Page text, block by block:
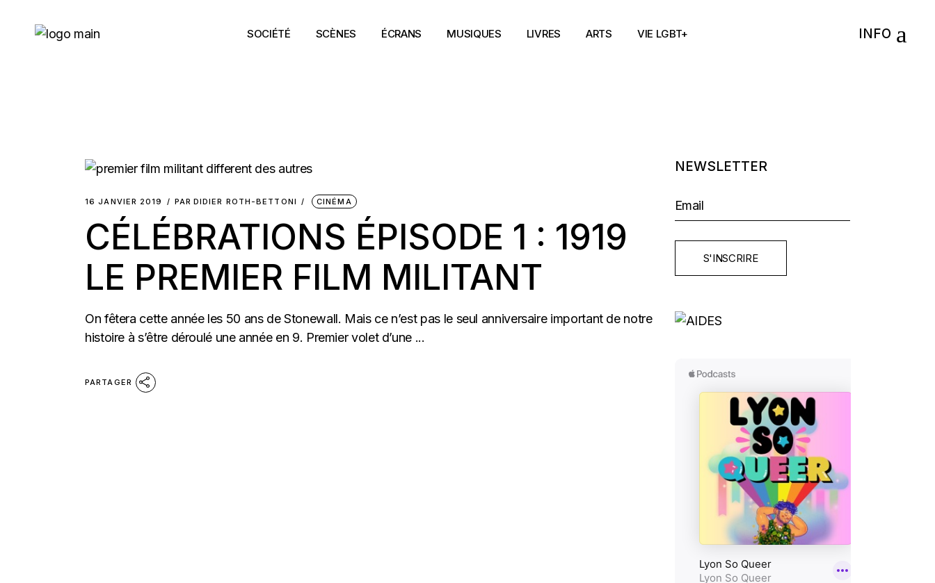
SOCIÉTÉ SCÈNES ÉCRANS MUSIQUES LIVRES ARTS VIE LGBT+ INFO
16 JANVIER 2019 PAR DIDIER ROTH-BETTONI CINÉMA
CÉLÉBRATIONS ÉPISODE 1 : 1919
LE PREMIER FILM MILITANT
On fêtera cette année les 50 ans de Stonewall. Mais ce n’est pas le seul anniversaire important de notre
histoire à s’être déroulé une année en 9. Premier volet d’une ...
PARTAGER
NEWSLETTER
S'INSCRIRE